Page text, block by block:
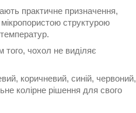
практичне призначення,
структурою
того, чохол не виділяє
коричневий, синій, червоний,
колірне рішення для свого